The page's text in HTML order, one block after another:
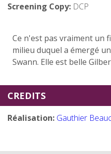
Screening Copy: DCP
Ce n'est pas vraiment un
milieu duquel a émergé
Swann. Elle est belle
CREDITS
Réalisation: Gauthier